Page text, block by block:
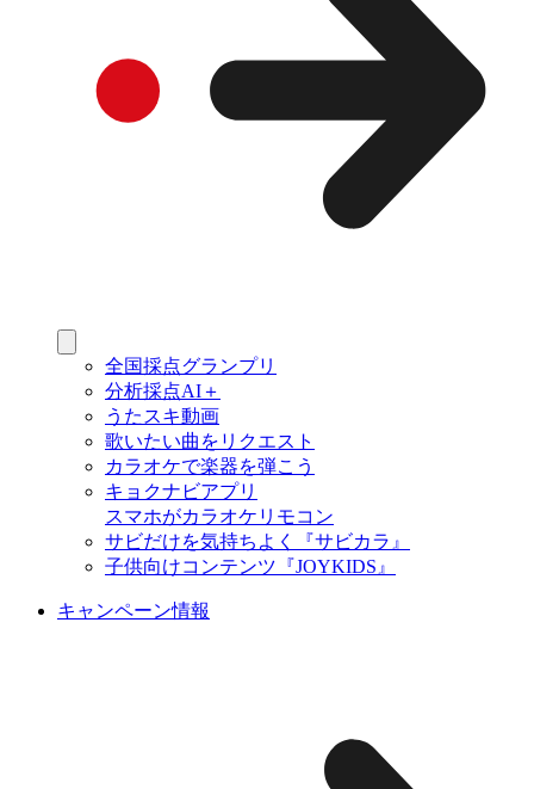
全国採点グランプリ
分析採点AI＋
うたスキ動画
歌いたい曲をリクエスト
カラオケで楽器を弾こう
キョクナビアプリ
スマホがカラオケリモコン
サビだけを気持ちよく『サビカラ』
子供向けコンテンツ『JOYKIDS』
キャンペーン情報